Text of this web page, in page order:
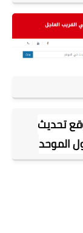
تحديث
الموحد